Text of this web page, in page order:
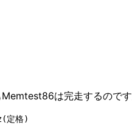
Memtest86は完走するので
定格)